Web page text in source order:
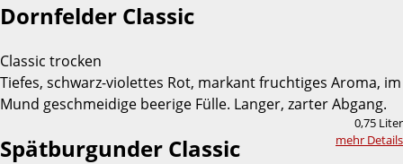
Dornfelder Classic
Classic trocken
Tiefes, schwarz-violettes Rot, markant fruchtiges Aroma, im
Mund geschmeidige beerige Fülle. Langer, zarter Abgang.
0,75 Liter
mehr Details
Spätburgunder Classic